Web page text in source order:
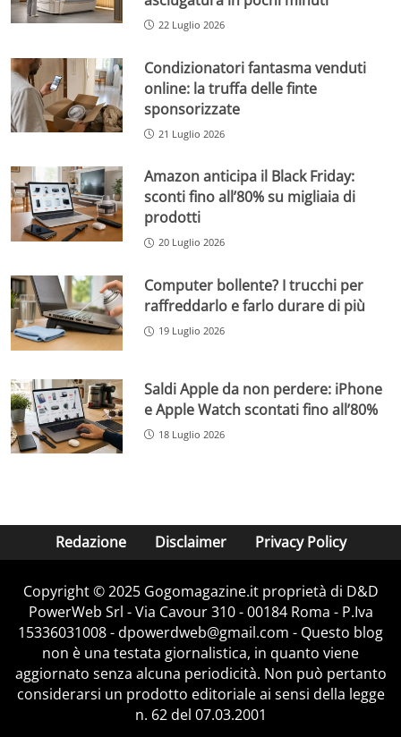
22 Luglio 2026
Condizionatori fantasma venduti
online: la truffa delle finte
sponsorizzate
21 Luglio 2026
Amazon anticipa il Black Friday:
sconti fino all’80% su migliaia di
prodotti
20 Luglio 2026
Computer bollente? I trucchi per
raffreddarlo e farlo durare di più
19 Luglio 2026
Saldi Apple da non perdere: iPhone
e Apple Watch scontati fino all’80%
18 Luglio 2026
Redazione Disclaimer Privacy Policy
Copyright © 2025 Gogomagazine.it proprietà di D&D
PowerWeb Srl - Via Cavour 310 - 00184 Roma - P.Iva
15336031008 - dpowerdweb@gmail.com - Questo blog
non è una testata giornalistica, in quanto viene
aggiornato senza alcuna periodicità. Non può pertanto
considerarsi un prodotto editoriale ai sensi della legge
n. 62 del 07.03.2001